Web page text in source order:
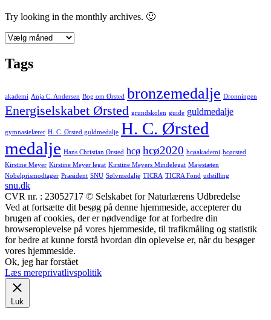
Try looking in the monthly archives. 🙂
Arkiver
Tags
akademi Anja C. Andersen Bog om Ørsted bronzemedalje Dronningen
Energiselskabet Ørsted grundskolen guide guldmedalje
gymnasielærer H. C. Ørsted guldmedalje H. C. Ørsted
medalje Hans Christian Ørsted hcø hcø2020 hcøakademi hcørsted
Kirstine Meyer Kirstine Meyer legat Kirstine Meyers Mindelegat Majestæten
Nobelprismodtager Præsident SNU Sølvmedalje TICRA TICRA Fond udstilling
snu.dk
CVR nr. : 23052717 © Selskabet for Naturlærens Udbredelse
Ved at fortsætte dit besøg på denne hjemmeside, accepterer du
brugen af cookies, der er nødvendige for at forbedre din
browseroplevelse på vores hjemmeside, til trafikmåling og statistik
for bedre at kunne forstå hvordan din oplevelse er, når du besøger
vores hjemmeside.
Ok, jeg har forstået
Læs mereprivatlivspolitik
Luk